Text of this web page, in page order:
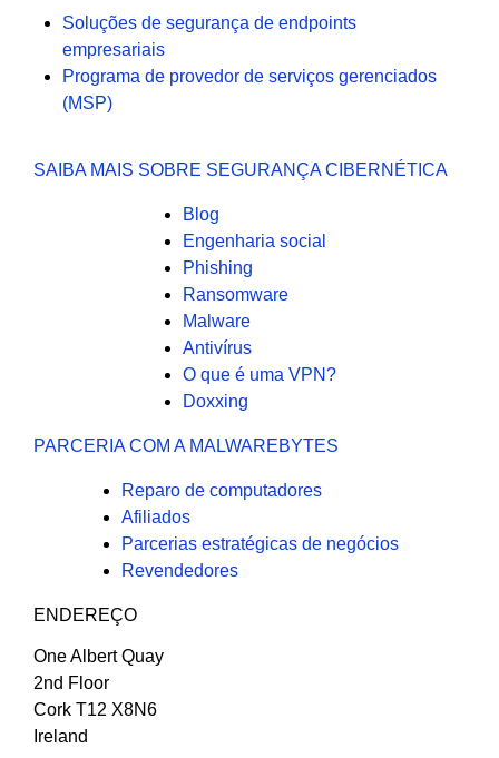
Soluções de segurança de endpoints
empresariais
Programa de provedor de serviços gerenciados
(MSP)
SAIBA MAIS SOBRE SEGURANÇA CIBERNÉTICA
Blog
Engenharia social
Phishing
Ransomware
Malware
Antivírus
O que é uma VPN?
Doxxing
PARCERIA COM A MALWAREBYTES
Reparo de computadores
Afiliados
Parcerias estratégicas de negócios
Revendedores
ENDEREÇO
One Albert Quay
2nd Floor
Cork T12 X8N6
Ireland